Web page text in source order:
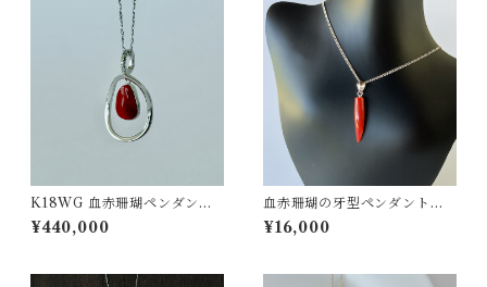
K18WG 血赤珊瑚ペンダント
D0.04ct pd-54
¥440,000
血赤珊瑚の牙型ペンダントト
ップ SV pd-37
¥16,000